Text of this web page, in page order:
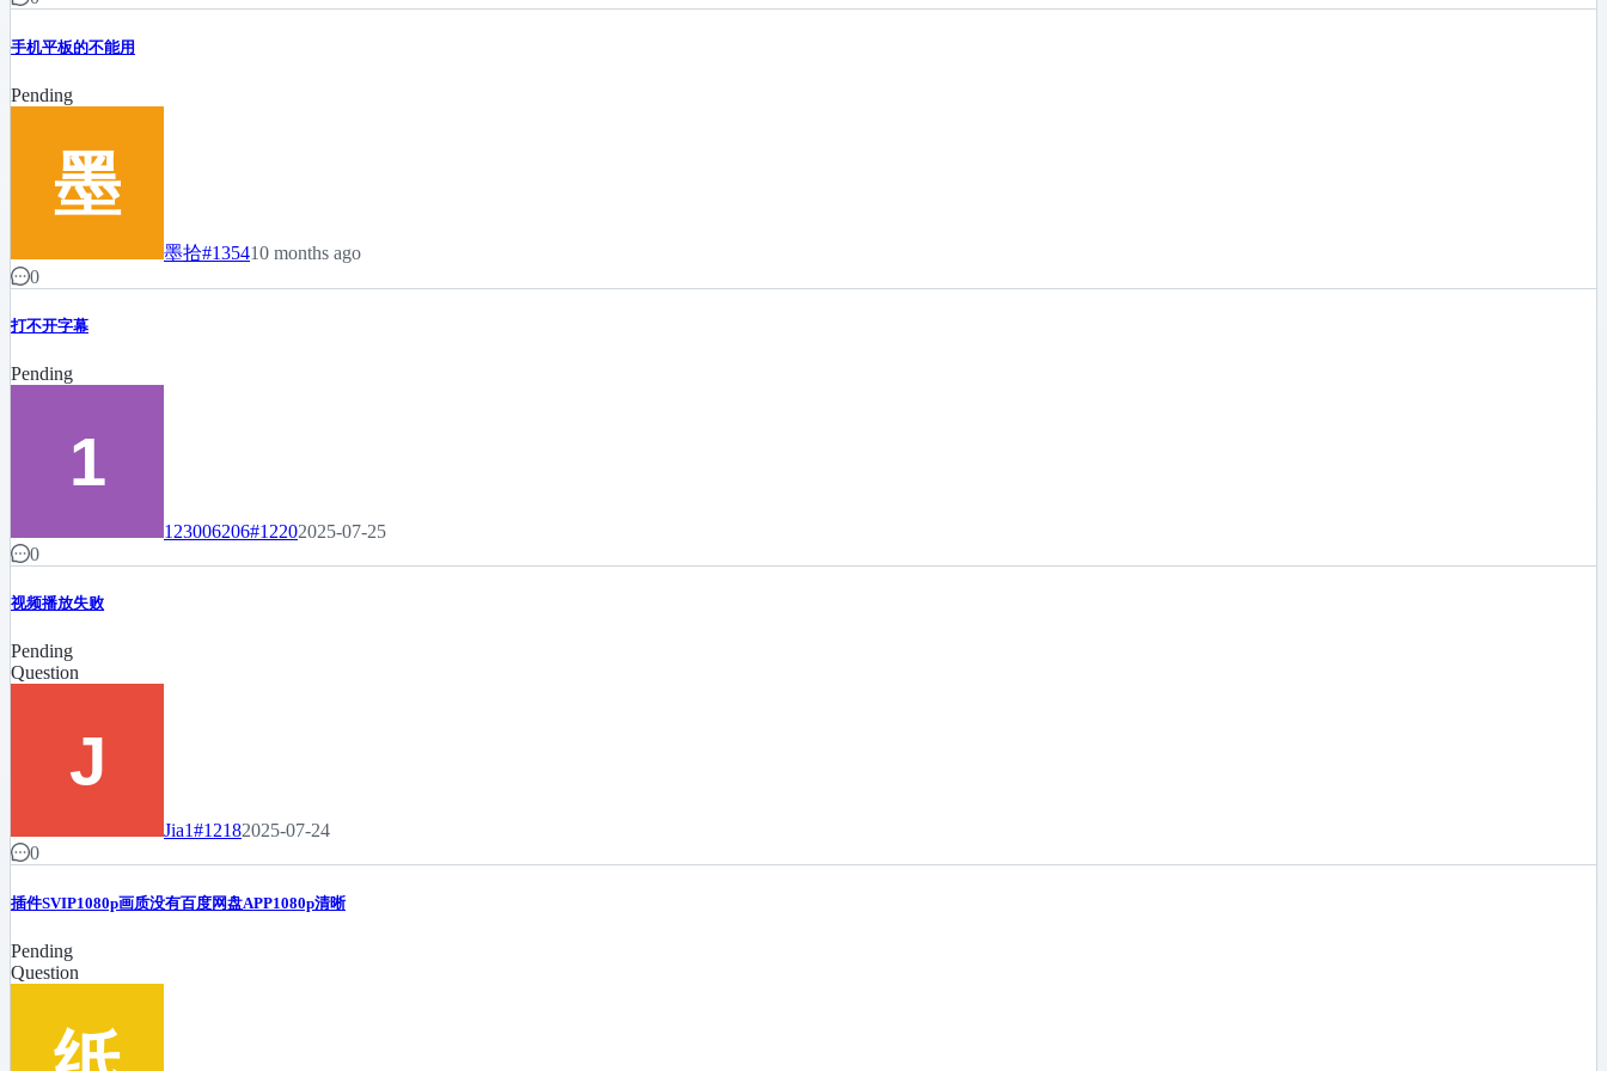
手机平板的不能用
Pending
墨拾#135410 months ago
0
打不开字幕
Pending
123006206#12202025-07-25
0
视频播放失败
Pending
Question
Jia1#12182025-07-24
0
插件SVIP1080p画质没有百度网盘APP1080p清晰
Pending
Question